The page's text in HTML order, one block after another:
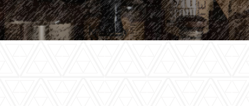
おすすめカクテル